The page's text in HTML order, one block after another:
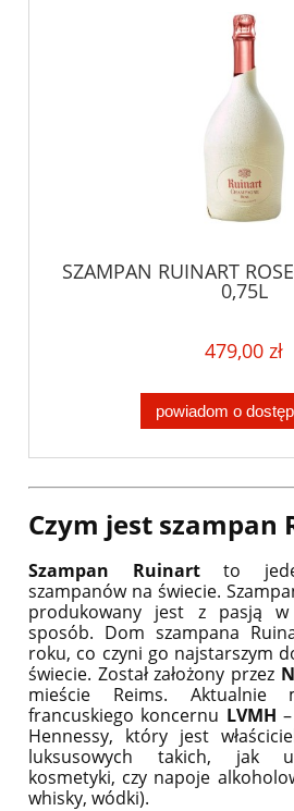
SZAMPAN RUINART
0,75L
479,00 zł
powiadom o
Czym jest szampan
Szampan Ruinartto
szampanów na świecie.
produkowany jest z pasją w
sposób. Dom szampana
roku, co czyni go najstarszym
świecie. Został założony przez
mieście Reims. Aktualnie
francuskiego koncernu LVMH
Hennessy, który jest
luksusowych takich, jak
kosmetyki, czy napoje
whisky, wódki).